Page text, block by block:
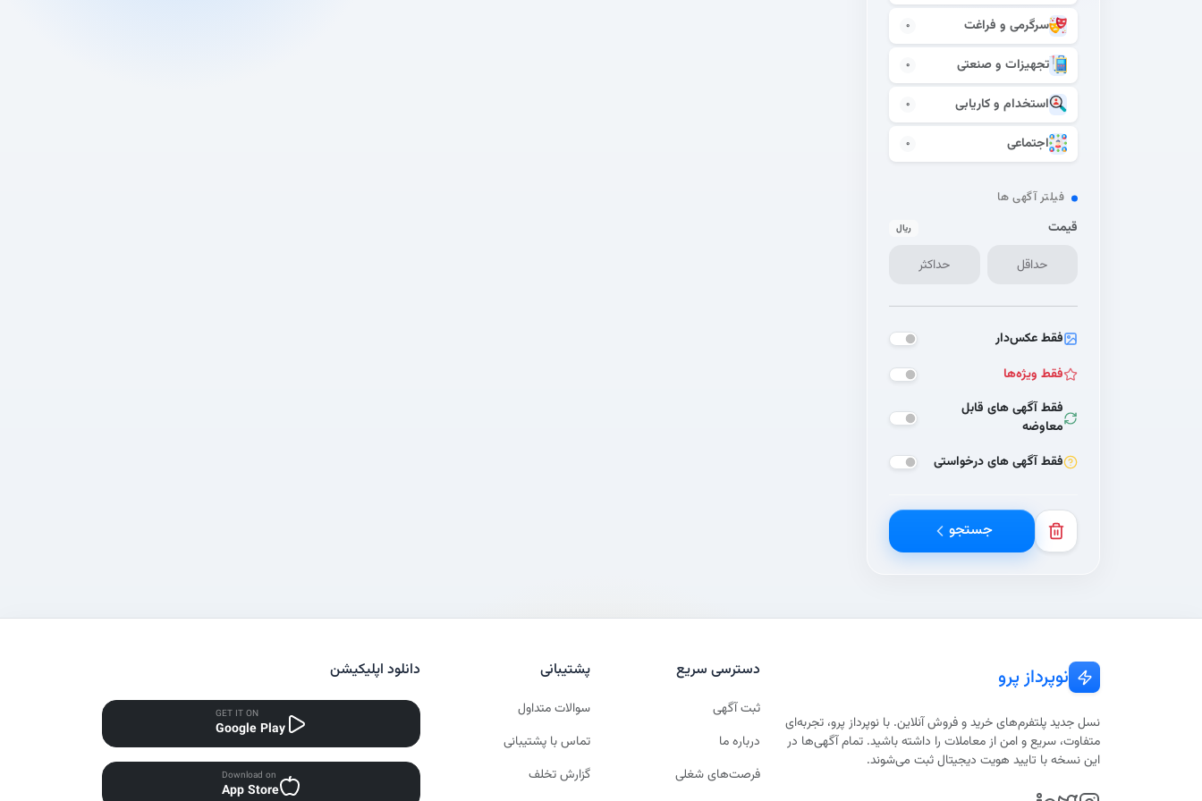
سرگرمی و فراغت 0
تجهیزات و صنعتی 0
استخدام و کاریابی 0
اجتماعی 0
فیلتر آگهی ها
قیمت ریال
فقط عکس‌دار
فقط ویژه‌ها
فقط آگهی های قابل
معاوضه
فقط آگهی های درخواستی
جستجو
نوپرداز پرو
نسل جدید پلتفرم‌های خرید و فروش آنلاین. با نوپرداز پرو، تجربه‌ای
متفاوت، سریع و امن از معاملات را داشته باشید. تمام آگهی‌ها در
این نسخه با تایید هویت دیجیتال ثبت می‌شوند.
دسترسی سریع
ثبت آگهی
درباره ما
فرصت‌های شغلی
پشتیبانی
سوالات متداول
تماس با پشتیبانی
گزارش تخلف
دانلود اپلیکیشن
GET IT ON
Google Play
Download on
App Store